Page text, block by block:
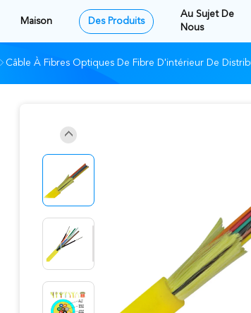
Maison Des Produits
Au Sujet De
Nous
Câble À Fibres Optiques De Fibre D'intérieur De